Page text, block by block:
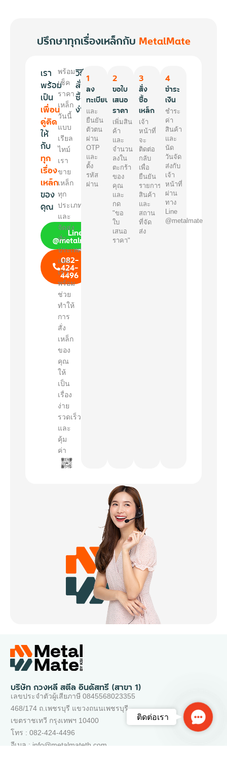
ปรึกษาทุกเรื่องเหล็กกับ MetalMate
เรา
พร้อม
เป็น
เพื่อน
คู่คิด
ให้
กับ
ทุก
เรื่อง
เหล็ก
ของ
คุณ
Line
@metalmate
082-
424-
4496
พร้อม
เช็ค
ราคา
เหล็ก
วันนี้
แบบ
เรียล
ไทม์
เรา
ขาย
เหล็ก
ทุก
ประเภท
และ
จัดส่ง
ทั่ว
ประเทศ
และ
เรา
พร้อม
ช่วย
ทำให้
การ
สั่ง
เหล็ก
ของ
คุณ
ให้
เป็น
เรื่อง
ง่าย
รวดเร็ว
และ
คุ้ม
ค่า
วิธี
สั่ง
ซื้อ
ง่ายๆ
1
ลง
ทะเบียน
และ
ยืนยัน
ตัวตน
ผ่าน
OTP
และ
ตั้ง
รหัส
ผ่าน
2
ขอใบ
เสนอ
ราคา
เพิ่มสิน
ค้า
และ
จำนวน
ลงใน
ตะกร้า
ของ
คุณ
และ
กด
"ขอ
ใบ
เสนอ
ราคา"
3
สั่ง
ซื้อ
เหล็ก
เจ้า
หน้าที่
จะ
ติดต่อ
กลับ
เพื่อ
ยืนยัน
รายการ
สินค้า
และ
สถาน
ที่จัด
ส่ง
4
ชำระ
เงิน
ชำระ
ค่า
สินค้า
และ
นัด
วันจัด
ส่งกับ
เจ้า
หน้าที่
ผ่าน
ทาง
Line
@metalmate
บริษัท กวงหลี สตีล อินดัสทรี (สาขา 1)
เลขประจำตัวผู้เสียภาษี 0845568023355
468/174 ถ.เพชรบุรี แขวงถนนเพชรบุรี
เขตราชเทวี กรุงเทพฯ 10400
โทร : 082-424-4496
อีเมล : info@metalmateth.com
Us
ติดต่อเรา